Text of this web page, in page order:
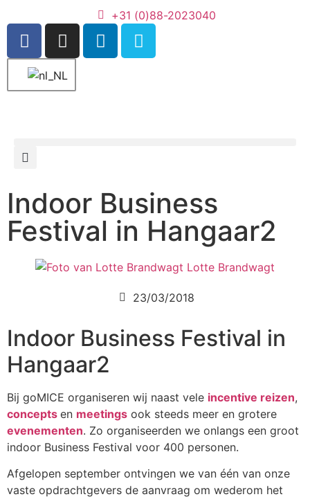
+31 (0)88-2023040
Indoor Business
Festival in Hangaar2
Lotte Brandwagt
23/03/2018
Indoor Business Festival in
Hangaar2
Bij goMICE organiseren wij naast vele incentive reizen,
concepts en meetings ook steeds meer en grotere
evenementen. Zo organiseerden we onlangs een groot
indoor Business Festival voor 400 personen.
Afgelopen september ontvingen we van één van onze
vaste opdrachtgevers de aanvraag om wederom het